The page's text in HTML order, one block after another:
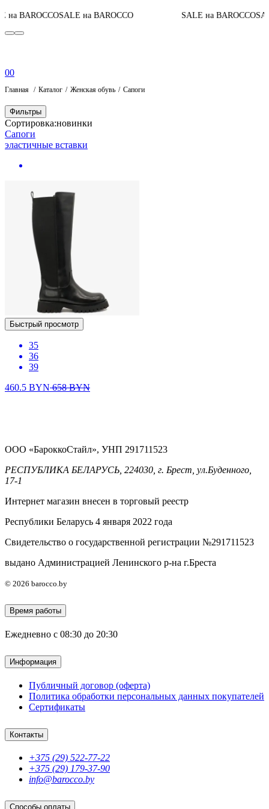
на BAROCCOSALE на BAROCCO SALE на BAROCCO
00
Главная Каталог Женская обувь Сапоги
Фильтры
Сортировка:новинки
Сапоги
эластичные вставки
Быстрый просмотр
35
36
39
460.5 BYN658BYN
ООО «БароккоСтайл», УНП 291711523
РЕСПУБЛИКА БЕЛАРУСЬ, 224030, г. Брест, ул.Буденного,
17-1
Интернет магазин внесен в торговый реестр
Республики Беларусь 4 января 2022 года
Свидетельство о государственной регистрации №291711523
выдано Администрацией Ленинского р-на г.Бреста
© 2026 barocco.by
Время работы
Ежедневно с 08:30 до 20:30
Информация
Публичный договор (оферта)
Политика обработки персональных данных покупателей
Сертификаты
Контакты
+375 (29) 522-77-22
+375 (29) 179-37-90
info@barocco.by
Способы оплаты